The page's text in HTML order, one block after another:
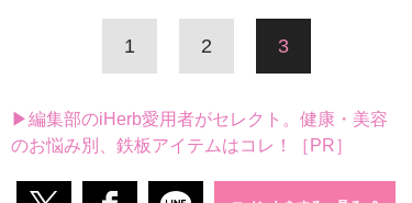
1 2 3
▶編集部のiHerb愛用者がセレクト。健康・美容
のお悩み別、鉄板アイテムはコレ！［PR］